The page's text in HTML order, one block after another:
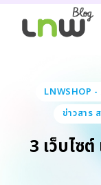
LNWSHOP
ข่าวสาร
3 เว็บไซ